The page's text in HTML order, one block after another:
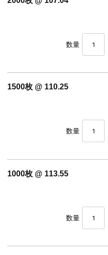
数量
1500枚 @ 110.25
数量
1000枚 @ 113.55
数量